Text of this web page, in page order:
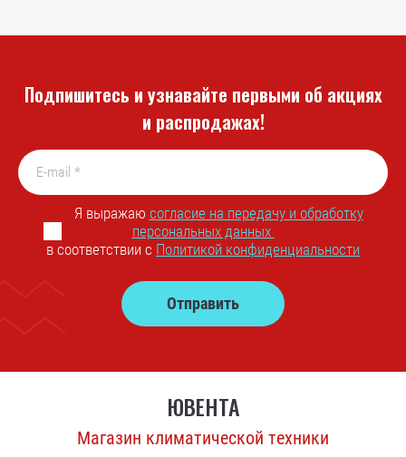
Подпишитесь и узнавайте первыми об акциях
и распродажах!
Я выражаю согласие на передачу и обработку
персональных данных
в соответствии с Политикой конфиденциальности
Отправить
ЮВЕНТА
Магазин климатической техники